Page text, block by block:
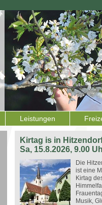
Leistungen
Kirtag is in
Sa, 15.8.2026, 9.00
Die
ist eine
Kirtag
Musik,